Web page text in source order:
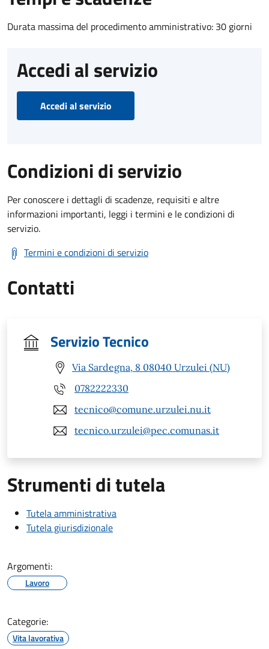
Durata massima del procedimento amministrativo: 30 giorni
Accedi al servizio
Accedi al servizio
Condizioni di servizio
Per conoscere i dettagli di scadenze, requisiti e altre
informazioni importanti, leggi i termini e le condizioni di
servizio.
Termini e condizioni di servizio
Contatti
Servizio Tecnico
Via Sardegna, 8 08040 Urzulei (NU)
0782222330
tecnico@comune.urzulei.nu.it
tecnico.urzulei@pec.comunas.it
Strumenti di tutela
Tutela amministrativa
Tutela giurisdizionale
Argomenti:
Lavoro
Categorie:
Vita lavorativa